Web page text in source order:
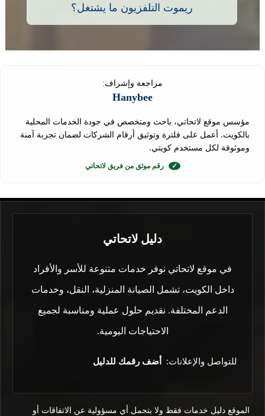
ريموت التلفزيون ما يشتغل؟
مراجعة وإشراف:
Hanybee
مؤسس موقع لاتحاتي، باحث ومتخصص في جودة الخدمات المحلية
بالكويت. أعمل على فلترة وتوثيق أرقام الشركات لضمان تجربة آمنة
وموثوقة لكل مستخدم كويتي.
✓ رقم موثق من فريق لاتحاتي
دليل لاتحاتي
في موقع لاتحاتي نوفر خدمات متنوعة للأسر والأفراد
داخل الكويت، تشمل الصيانة المنزلية، النقل، وخدمات
الدعم المختلفة. نقديم حلول عملية ومناسبة لجميع
الاحتياجات اليومية.
للتواصل والإعلانات: أضف رقمك للدليل
الموقع دليل خدمات فقط ولا يتحمل أي مسؤولية عن الاتفاقات أو